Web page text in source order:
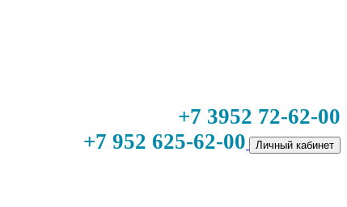
+7 3952 72-62-00
+7 952 625-62-00
Личный кабинет